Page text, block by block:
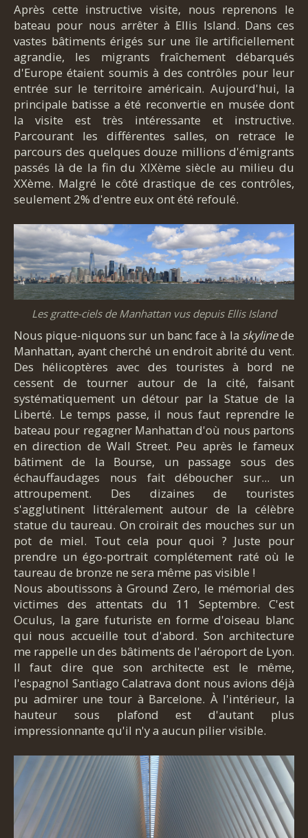
Après cette instructive visite, nous reprenons le
bateau pour nous arrêter à Ellis Island. Dans ces
vastes bâtiments érigés sur une île artificiellement
agrandie, les migrants fraîchement débarqués
d'Europe étaient soumis à des contrôles pour leur
entrée sur le territoire américain. Aujourd'hui, la
principale batisse a été reconvertie en musée dont
la visite est très intéressante et instructive.
Parcourant les différentes salles, on retrace le
parcours des quelques douze millions d'émigrants
passés là de la fin du XIXème siècle au milieu du
XXème. Malgré le côté drastique de ces contrôles,
seulement 2% d'entre eux ont été refoulé.
Les gratte-ciels de Manhattan vus depuis Ellis Island
Nous pique-niquons sur un banc face à la skylinede
Manhattan, ayant cherché un endroit abrité du vent.
Des hélicoptères avec des touristes à bord ne
cessent de tourner autour de la cité, faisant
systématiquement un détour par la Statue de la
Liberté. Le temps passe, il nous faut reprendre le
bateau pour regagner Manhattan d'où nous partons
en direction de Wall Street. Peu après le fameux
bâtiment de la Bourse, un passage sous des
échauffaudages nous fait déboucher sur... un
attroupement. Des dizaines de touristes
s'agglutinent littéralement autour de la célèbre
statue du taureau. On croirait des mouches sur un
pot de miel. Tout cela pour quoi ? Juste pour
prendre un égo-portrait complétement raté où le
taureau de bronze ne sera même pas visible !
Nous aboutissons à Ground Zero, le mémorial des
victimes des attentats du 11 Septembre. C'est
Oculus, la gare futuriste en forme d'oiseau blanc
qui nous accueille tout d'abord. Son architecture
me rappelle un des bâtiments de l'aéroport de Lyon.
Il faut dire que son architecte est le même,
l'espagnol Santiago Calatrava dont nous avions déjà
pu admirer une tour à Barcelone. À l'intérieur, la
hauteur sous plafond est d'autant plus
impressionnante qu'il n'y a aucun pilier visible.